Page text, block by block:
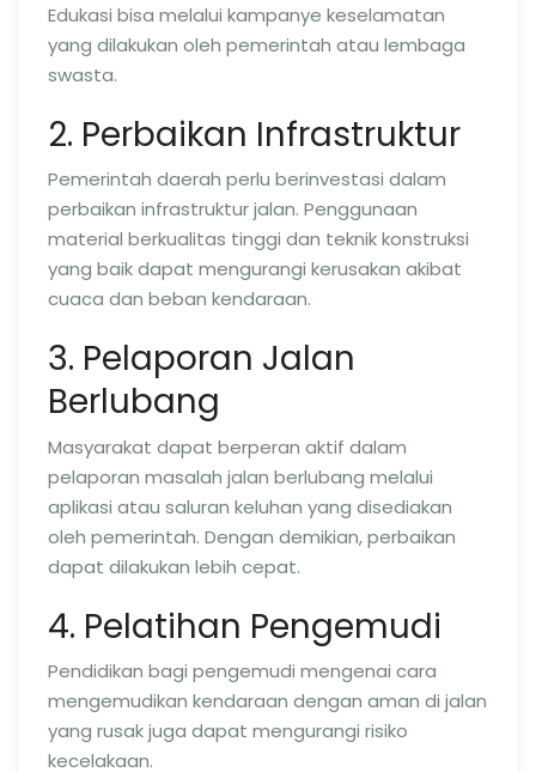
Edukasi bisa melalui kampanye keselamatan
yang dilakukan oleh pemerintah atau lembaga
swasta.
2. Perbaikan Infrastruktur
Pemerintah daerah perlu berinvestasi dalam
perbaikan infrastruktur jalan. Penggunaan
material berkualitas tinggi dan teknik konstruksi
yang baik dapat mengurangi kerusakan akibat
cuaca dan beban kendaraan.
3. Pelaporan Jalan
Berlubang
Masyarakat dapat berperan aktif dalam
pelaporan masalah jalan berlubang melalui
aplikasi atau saluran keluhan yang disediakan
oleh pemerintah. Dengan demikian, perbaikan
dapat dilakukan lebih cepat.
4. Pelatihan Pengemudi
Pendidikan bagi pengemudi mengenai cara
mengemudikan kendaraan dengan aman di jalan
yang rusak juga dapat mengurangi risiko
kecelakaan.